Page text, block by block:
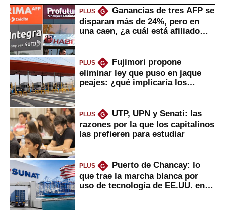
PLUS G
Ganancias de tres AFP se
disparan más de 24%, pero en
una caen, ¿a cuál está afiliado
PLUS G
Fujimori propone
eliminar ley que puso en jaque
peajes: ¿qué implicaría los
PLUS G
UTP, UPN y Senati: las
razones por la que los capitalinos
las prefieren para estudiar
PLUS G
Puerto de Chancay: lo
que trae la marcha blanca por
uso de tecnología de EE.UU. en